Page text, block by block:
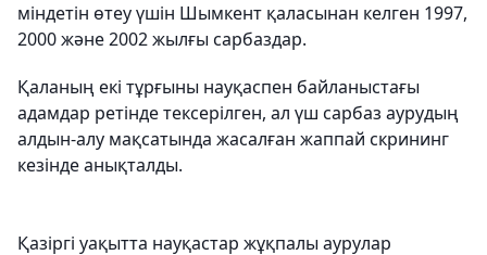
міндетін өтеу үшін Шымкент қаласынан келген 1997,
2000 және 2002 жылғы сарбаздар.
Қаланың екі тұрғыны науқаспен байланыстағы
адамдар ретінде тексерілген, ал үш сарбаз аурудың
алдын-алу мақсатында жасалған жаппай скрининг
кезінде анықталды.
Қазіргі уақытта науқастар жұқпалы аурулар